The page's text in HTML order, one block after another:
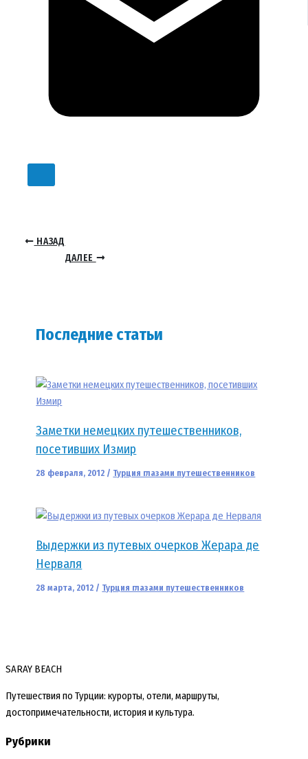
НАЗАД
ДАЛЕЕ
Последние статьи
Заметки немецких путешественников,
посетивших Измир
28 февраля, 2012 / Турция глазами путешественников
Выдержки из путевых очерков Жерара де
Нерваля
28 марта, 2012 / Турция глазами путешественников
SARAY BEACH
Путешествия по Турции: курорты, отели, маршруты,
достопримечательности, история и культура.
Рубрики